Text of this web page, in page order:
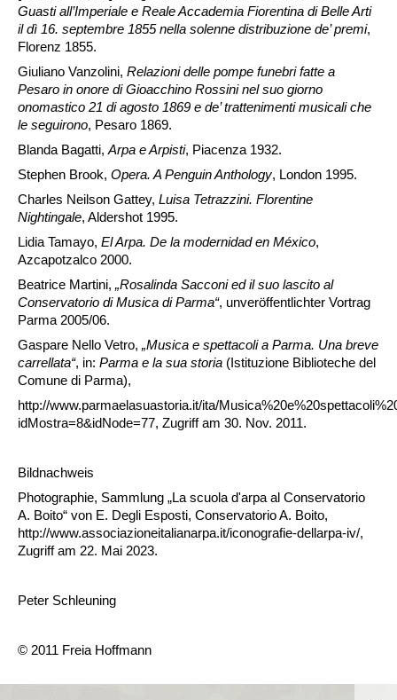
Guasti all’Imperiale e Reale Accademia Fiorentina di Belle Arti
il dì 16. septembre 1855 nella solenne distribuzione de’ premi,
Florenz 1855.
Giuliano Vanzolini, Relazioni delle pompe funebri fatte a
Pesaro in onore di Gioacchino Rossini nel suo giorno
onomastico 21 di agosto 1869 e de’trattenimenti musicali che
le seguirono, Pesaro 1869.
Blanda Bagatti, Arpa e Arpisti, Piacenza 1932.
Stephen Brook, Opera. A Penguin Anthology, London 1995.
Charles Neilson Gattey, Luisa Tetrazzini. Florentine
Nightingale, Aldershot 1995.
Lidia Tamayo, El Arpa. De la modernidad en México,
Azcapotzalco 2000.
Beatrice Martini, „Rosalinda Sacconi ed il suo lascito al
Conservatorio di Musica di Parma“, unveröffentlichter Vortrag
Parma 2005/06.
Gaspare Nello Vetro, „Musica e spettacoli a Parma. Una breve
carrellata“, in: Parma e la sua storia (Istituzione Biblioteche del
Comune di Parma),
http://www.parmaelasuastoria.it/ita/
idMostra=8&idNode=77, Zugriff am 30. Nov. 2011.
Bildnachweis
Photographie, Sammlung „La scuola d'arpa al Conservatorio
A. Boito“ von E. Degli Esposti, Conservatorio A. Boito,
http://www.associazioneitalianarpa.it/iconografie-dellarpa-iv/,
Zugriff am 22. Mai 2023.
Peter Schleuning
© 2011 Freia Hoffmann